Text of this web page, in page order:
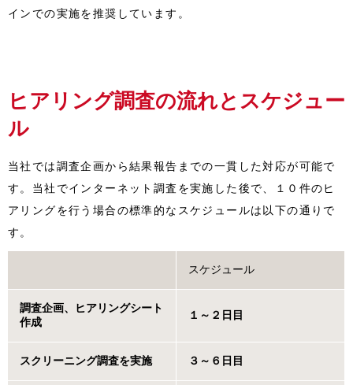
インでの実施を推奨しています。
ヒアリング調査の流れとスケジュー
ル
当社では調査企画から結果報告までの一貫した対応が可能で
す。当社でインターネット調査を実施した後で、１０件のヒ
アリングを行う場合の標準的なスケジュールは以下の通りで
す。
スケジュール
調査企画、ヒアリングシート
作成
１～２日目
スクリーニング調査を実施 ３～６日目